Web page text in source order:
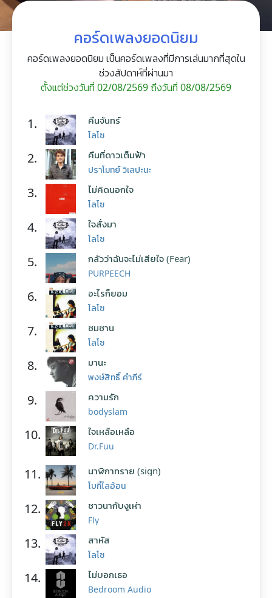
คอร์ดเพลงยอดนิยม
คอร์ดเพลงยอดนิยม เป็นคอร์ดเพลงที่มีการเล่นมากที่สุดใน
ช่วงสัปดาห์ที่ผ่านมา
ตั้งแต่ช่วงวันที่ 02/08/2569 ถึงวันที่ 08/08/2569
1. คืนจันทร์
โลโซ
2. คืนที่ดาวเต็มฟ้า
ปราโมทย์ วิเลปะนะ
3. ไม่คิดนอกใจ
โลโซ
4. ใจสั่งมา
โลโซ
5. กลัวว่าฉันจะไม่เสียใจ (Fear)
PURPEECH
6. อะไรก็ยอม
โลโซ
7. ซมซาน
โลโซ
8. มานะ
พงษ์สิทธิ์ คำภีร์
9. ความรัก
bodyslam
10. ใจเหลือเหลือ
Dr.Fuu
11. นาฬิกาทราย (sign)
โบกี้ไลอ้อน
12. ชาวนากับงูเห่า
Fly
13. สาหัส
โลโซ
14. ไม่บอกเธอ
Bedroom Audio